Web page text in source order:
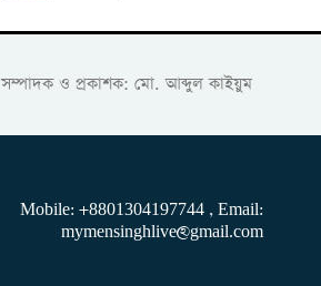
সম্পাদক ও প্রকাশক: মো. আব্দুল কাইয়ুম
Mobile: +8801304197744 , Email:
mymensinghlive@gmail.com